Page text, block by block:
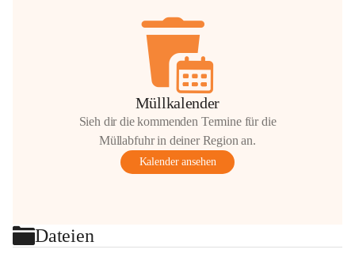
Müllkalender
Sieh dir die kommenden Termine für die
Müllabfuhr in deiner Region an.
Kalender ansehen
Dateien